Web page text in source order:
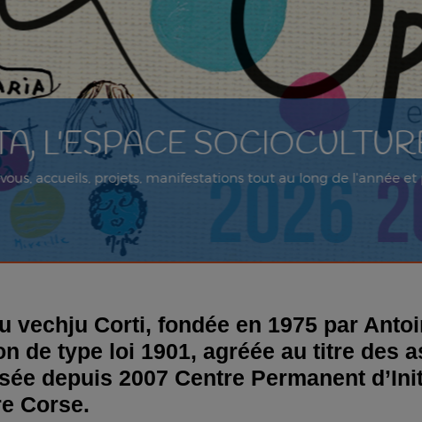
SOCIOCULTUREL DU
manifestations tout au long de l'année et pour tous les
vechju Corti, fondée en 1975 par
de type loi 1901, agréée au titre des
depuis 2007 Centre Permanent
Corse.